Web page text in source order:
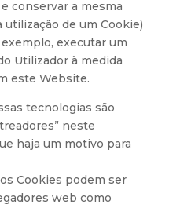
conservar a mesma
utilização de um Cookie)
executar um
Utilizador à medida
este Website.
tecnologias são
neste
haja um motivo para
Cookies podem ser
web como